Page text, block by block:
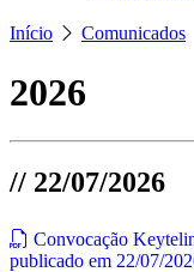
Início Comunicados
2026
// 22/07/2026
Convocação
publicado em 22/07/